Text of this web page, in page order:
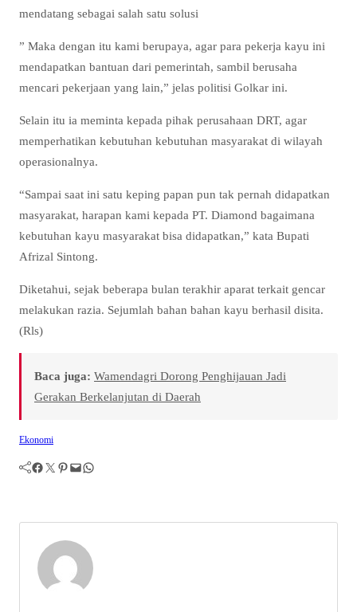
mendatang sebagai salah satu solusi
” Maka dengan itu kami berupaya, agar para pekerja kayu ini
mendapatkan bantuan dari pemerintah, sambil berusaha
mencari pekerjaan yang lain,” jelas politisi Golkar ini.
Selain itu ia meminta kepada pihak perusahaan DRT, agar
memperhatikan kebutuhan kebutuhan masyarakat di wilayah
operasionalnya.
“Sampai saat ini satu keping papan pun tak pernah didapatkan
masyarakat, harapan kami kepada PT. Diamond bagaimana
kebutuhan kayu masyarakat bisa didapatkan,” kata Bupati
Afrizal Sintong.
Diketahui, sejak beberapa bulan terakhir aparat terkait gencar
melakukan razia. Sejumlah bahan bahan kayu berhasil disita.
(Rls)
Baca juga: Wamendagri Dorong Penghijauan Jadi
Gerakan Berkelanjutan di Daerah
Ekonomi
Facebook Twitter Pinterest Mail WhatsApp